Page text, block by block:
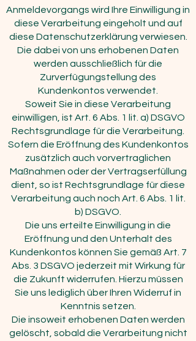
Anmeldevorgangs wird Ihre Einwilligung in
diese Verarbeitung eingeholt und auf
diese Datenschutzerklärung verwiesen.
Die dabei von uns erhobenen Daten
werden ausschließlich für die
Zurverfügungstellung des
Kundenkontos verwendet.
Soweit Sie in diese Verarbeitung
einwilligen, ist Art. 6 Abs. 1 lit. a) DSGVO
Rechtsgrundlage für die Verarbeitung.
Sofern die Eröffnung des Kundenkontos
zusätzlich auch vorvertraglichen
Maßnahmen oder der Vertragserfüllung
dient, so ist Rechtsgrundlage für diese
Verarbeitung auch noch Art. 6 Abs. 1 lit.
b) DSGVO.
Die uns erteilte Einwilligung in die
Eröffnung und den Unterhalt des
Kundenkontos können Sie gemäß Art. 7
Abs. 3 DSGVO jederzeit mit Wirkung für
die Zukunft widerrufen. Hierzu müssen
Sie uns lediglich über Ihren Widerruf in
Kenntnis setzen.
Die insoweit erhobenen Daten werden
gelöscht, sobald die Verarbeitung nicht